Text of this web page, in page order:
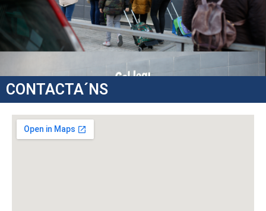
CONTACTA´NS